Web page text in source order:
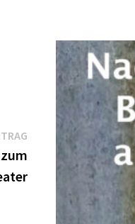
Nächster
Beitrag: